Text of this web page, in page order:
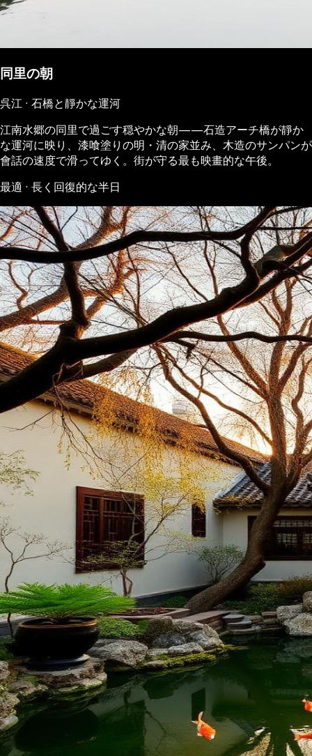
同里の朝
呉江 · 石橋と靜かな運河
江南水郷の同里で過ごす穏やかな朝——石造アーチ橋が靜か
な運河に映り、漆喰塗りの明・清の家並み、木造のサンパンが
會話の速度で滑ってゆく。街が守る最も映畫的な午後。
最適 · 長く回復的な半日